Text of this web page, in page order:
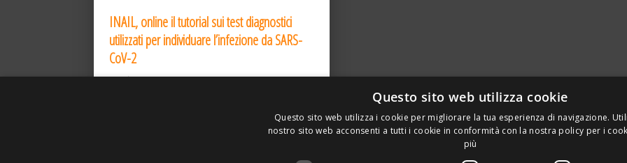
INAIL, online il tutorial sui test diagnostici
utilizzati per individuare l’infezione da SARS-
CoV-2
31 Dic 2020
Questo sito web utilizza cookie
Questo sito web utilizza i cookie per migliorare la tua esperienza di navigazione.
nostro sito web acconsenti a tutti i cookie in conformità con la nostra policy per i
più